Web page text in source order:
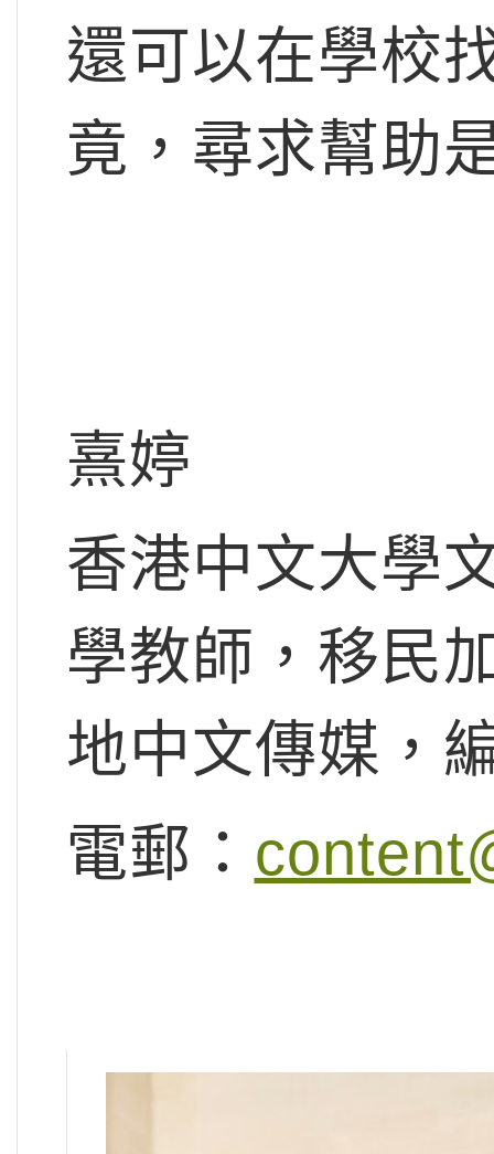
還可以在學校
竟，尋求幫助
熹婷
香港中文大學
學教師，移民
地中文傳媒，
電郵：